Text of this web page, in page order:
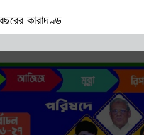
কারাদণ্ড
চার্জশিট
মৃত্যুবার্ষিকী আজ